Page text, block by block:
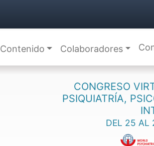
Colaboradores
CONGRESO
PSIQUIATRÍA,
DEL 25 AL